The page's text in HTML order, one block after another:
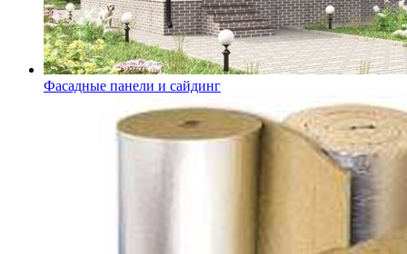
Фасадные панели и сайдинг